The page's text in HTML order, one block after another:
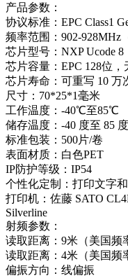
产品参数：
协议标准：EPC Class1
频率范围：902-928MHz
芯片型号：NXP Ucode 8
芯片容量：EPC 128位
芯片寿命：可重写 10 万
尺寸：70*25*1毫米
工作温度：-40℃至85℃
储存温度：-40 度至 85 度
标准包装：500片/卷
表面材质：白色PET
IP防护等级：IP54
个性化定制：打印文字
打印机：佐藤 SATO
Silverline
射频参数：
读取距离：9米（美国频
读取距离：4米（美国频
偏振方向：线偏振